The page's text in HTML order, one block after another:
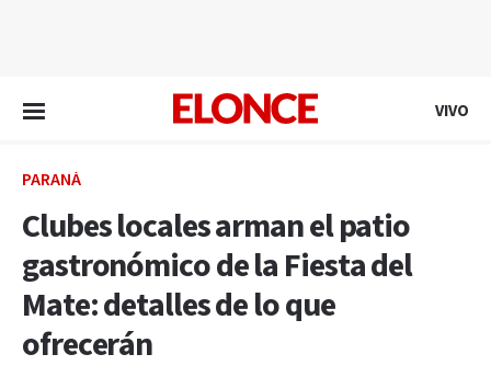
VIVO
PARANÁ
Clubes locales arman el patio
gastronómico de la Fiesta del
Mate: detalles de lo que
ofrecerán